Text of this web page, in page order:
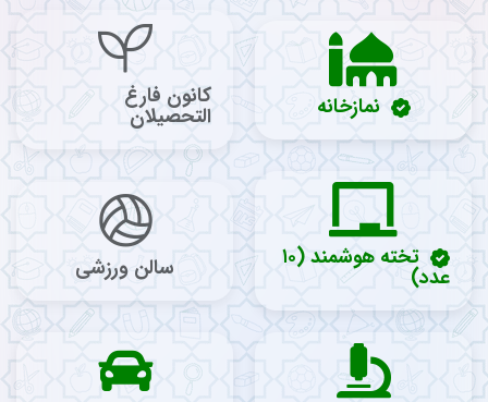
نمازخانه کانون فارغ
التحصیلان
تخته هوشمند (۱۰
عدد) سالن ورزشی